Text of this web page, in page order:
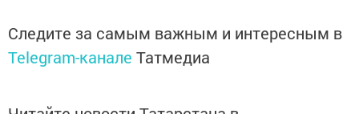
Следите за самым важным и интересным в
Telegram-канале Татмедиа